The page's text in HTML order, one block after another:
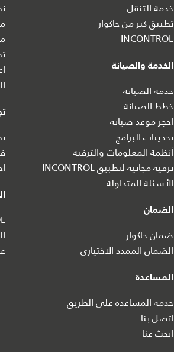
خدمة التنقل
تطبيق كير من جاكوار
INCONTROL
الخدمة والصيانة
خدمة الصيانة
خطط الصيانة
احجز موعد صيانة
تحديثات البرامج
أنظمة المعلومات والترفيه
ترقية مجانية لتطبيق INCONTROL
الأسئلة المتداولة
الضمان
ضمان جاكوار
الضمان الممدد الاختياري
المساعدة
خدمة المساعدة على الطريق
اتصل بنا
ابحث عنا